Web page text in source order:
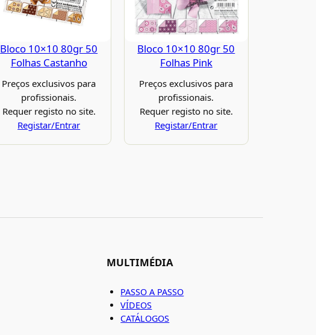
Bloco 10×10 80gr 50
Folhas Castanho
Preços exclusivos para
profissionais.
Requer registo no site.
Registar/Entrar
Bloco 10×10 80gr 50
Folhas Pink
Preços exclusivos para
profissionais.
Requer registo no site.
Registar/Entrar
MULTIMÉDIA
PASSO A PASSO
VÍDEOS
CATÁLOGOS